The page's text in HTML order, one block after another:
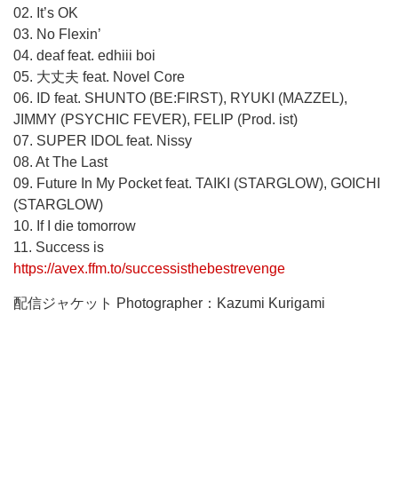
02. It’s OK
03. No Flexin’
04. deaf feat. edhiii boi
05. 大丈夫 feat. Novel Core
06. ID feat. SHUNTO (BE:FIRST), RYUKI (MAZZEL),
JIMMY (PSYCHIC FEVER), FELIP (Prod. ist)
07. SUPER IDOL feat. Nissy
08. At The Last
09. Future In My Pocket feat. TAIKI (STARGLOW), GOICHI
(STARGLOW)
10. If I die tomorrow
11. Success is
https://avex.ffm.to/successisthebestrevenge
配信ジャケット Photographer：Kazumi Kurigami